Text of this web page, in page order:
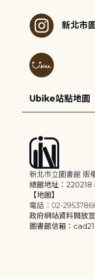
新北市
Ubike站點地圖
新北市立圖書館 版
總館地址：220218
【地圖】
電話：02-
政府網站資料開放
圖書館信箱：